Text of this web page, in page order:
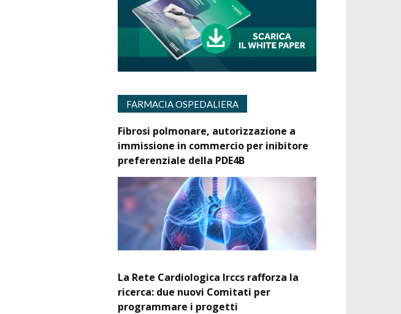
FARMACIA OSPEDALIERA
Fibrosi polmonare, autorizzazione a
immissione in commercio per inibitore
preferenziale della PDE4B
La Rete Cardiologica Irccs rafforza la
ricerca: due nuovi Comitati per
programmare i progetti